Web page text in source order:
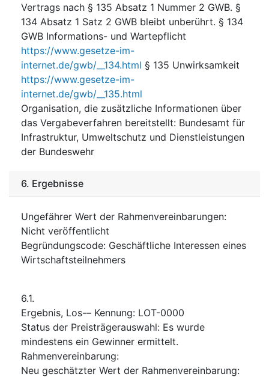
Vertrags nach § 135 Absatz 1 Nummer 2 GWB. §
134 Absatz 1 Satz 2 GWB bleibt unberührt. § 134
GWB Informations- und Wartepflicht
https://www.gesetze-im-
internet.de/gwb/__134.html § 135 Unwirksamkeit
https://www.gesetze-im-
internet.de/gwb/__135.html
Organisation, die zusätzliche Informationen über
das Vergabeverfahren bereitstellt: Bundesamt für
Infrastruktur, Umweltschutz und Dienstleistungen
der Bundeswehr
6. Ergebnisse
Ungefährer Wert der Rahmenvereinbarungen:
Nicht veröffentlicht
Begründungscode: Geschäftliche Interessen eines
Wirtschaftsteilnehmers
6.1.
Ergebnis, Los-– Kennung: LOT-0000
Status der Preisträgerauswahl: Es wurde
mindestens ein Gewinner ermittelt.
Rahmenvereinbarung:
Neu geschätzter Wert der Rahmenvereinbarung: